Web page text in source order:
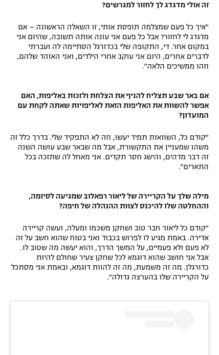
זה אולי מדגדג לך לחזור למגרשים?
"איך כל פעם שמצלמה תופסת אותי, זו השאלה הראשונה – אם
מדגדג לי לחזור? אבל כל פעם אני עונה אותה תשובה, שהיום אני
במקום אחר. די, התקופה שלי בכדורגל הסתיימה לה ועברתי
לדברים אחרים, היום אני עוקב אחרי הילדים, ואני האוהד שלהם,
וזהו ממשיכים הלאה".
אם באר שבע תצליח להניף את הצלחת ולזכות באליפות, האם
אפשר להשוות את האליפות הזאת לאליפויות שאתה לקחת עם
המועדון?
"קודם כל, השוואות תמיד יעשו, וזה לא התפקיד שלי. בדרך כלל זה
משהו שמעניין את התקשורת, אבל מה שבאר שבע עושה השנה
זה דבר מדהים, והישג חסר תקדים. אני מאחל לה שתזכה בכל
התארים".
מילה שלך על הקריירה של ליאור רפאלוב שמגיעה לסיומה,
וההחלטה שלו להיכנס לצוות ההנהלה של חיפה?
"קודם כל ליאור חבר טוב ושחקן משכמו ומעלה, ועשה קריירה
אדירה. באמת מגיע לו לפרוש בכבוד ואני בטוח שהוא חשב על זה
לא פעם ולא פעמיים, על המשך הדרך, והוא יעשה מה שטוב לו.
אבל אני חושב שהוא דוגמא לכל שחקן צעיר שחולם להיות
כדורגלן. מה זה משמעת, מה זה להוות דוגמא, ובאמת אני מסתכל
על הקריירה שלו בהערצה גדולה".